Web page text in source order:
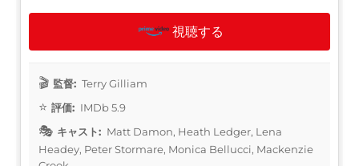
視聴する
監督: Terry Gilliam
評価: IMDb 5.9
キャスト: Matt Damon, Heath Ledger, Lena
Headey, Peter Stormare, Monica Bellucci, Mackenzie